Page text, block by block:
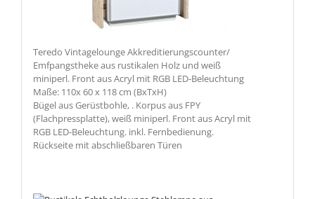
Teredo Vintagelounge Akkreditierungscounter/
Emfpangstheke aus rustikalen Holz und weiß
miniperl. Front aus Acryl mit RGB LED-Beleuchtung
Maße: 110x 60 x 118 cm (BxTxH)
Bügel aus Gerüstbohle, . Korpus aus FPY
(Flachpressplatte), weiß miniperl. Front aus Acryl mit
RGB LED-Beleuchtung. inkl. Fernbedienung.
Rückseite mit abschließbaren Türen